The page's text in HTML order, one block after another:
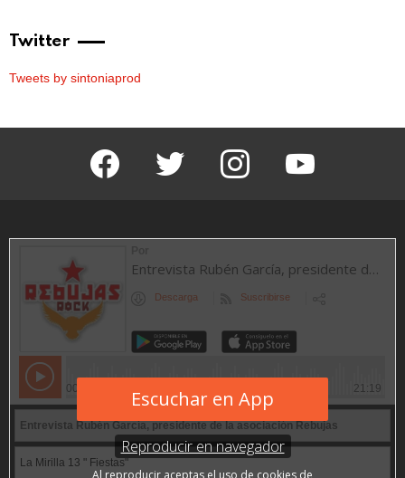
Twitter
Tweets by sintoniaprod
facebook twitter instagram